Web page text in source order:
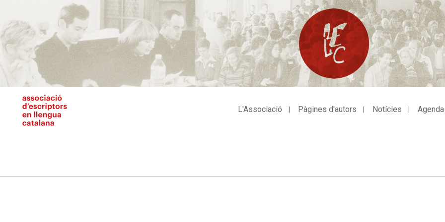
contingut
L'Associació Pàgines d'autors Notícies Agenda